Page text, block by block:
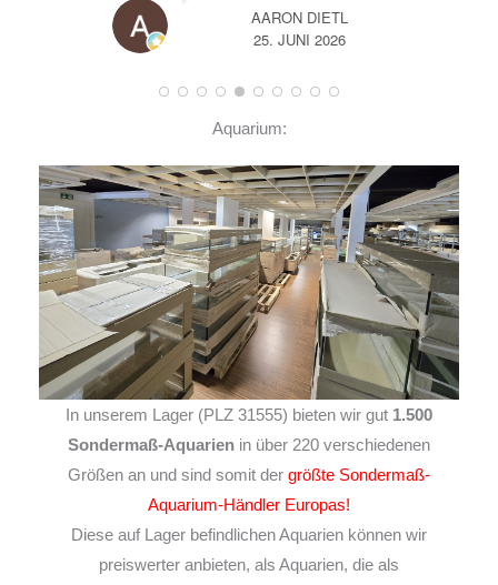
AARON DIETL
25. JUNI 2026
Aquarium:
In unserem Lager (PLZ 31555) bieten wir gut 1.500
Sondermaß-Aquarien in über 220 verschiedenen
Größen an und sind somit der größte Sondermaß-
Aquarium-Händler Europas!
Diese auf Lager befindlichen Aquarien können wir
preiswerter anbieten, als Aquarien, die als